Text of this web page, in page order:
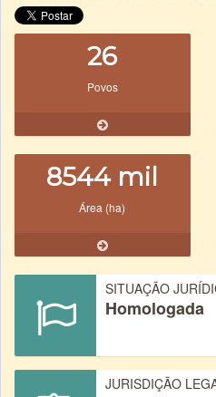
26
Povos
8544 mil
Área (ha)
SITUAÇÃO
Homologada
JURISDIÇÃO